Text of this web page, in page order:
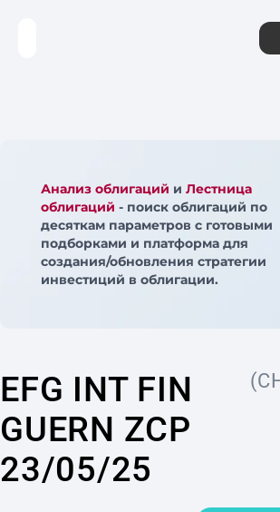
Анализ облигаций и Лестница
облигаций - поиск облигаций по
десяткам параметров с готовыми
подборками и платформа для
создания/обновления стратегии
инвестиций в облигации.
EFG INT FIN
GUERN ZCP
23/05/25